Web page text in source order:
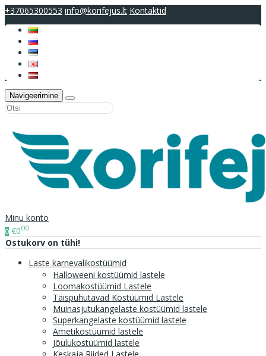
+37065300553 info@korifejus.lt Kontaktid
Navigeerimine
Minu konto
0 €000
Ostukorv on tühi!
Laste karnevalikostüümid
Halloweeni kostüümid lastele
Loomakostüümid Lastele
Täispuhutavad Kostüümid Lastele
Muinasjutukangelaste kostüümid lastele
Superkangelaste kostüümid lastele
Ametikostüümid lastele
Jõulukostüümid lastele
Keskaja Riided Lastele